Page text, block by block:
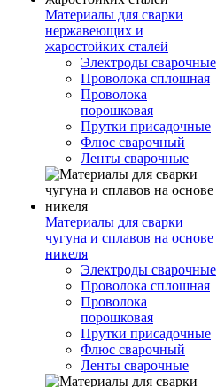
Материалы для сварки
нержавеющих и
жаростойких сталей
Электроды сварочные
Проволока сплошная
Проволока
порошковая
Прутки присадочные
Флюс сварочный
Ленты сварочные
Материалы для сварки
чугуна и сплавов на основе
никеля
Электроды сварочные
Проволока сплошная
Проволока
порошковая
Прутки присадочные
Флюс сварочный
Ленты сварочные